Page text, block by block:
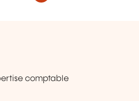
comptable